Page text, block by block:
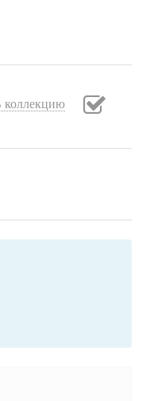
коллекцию